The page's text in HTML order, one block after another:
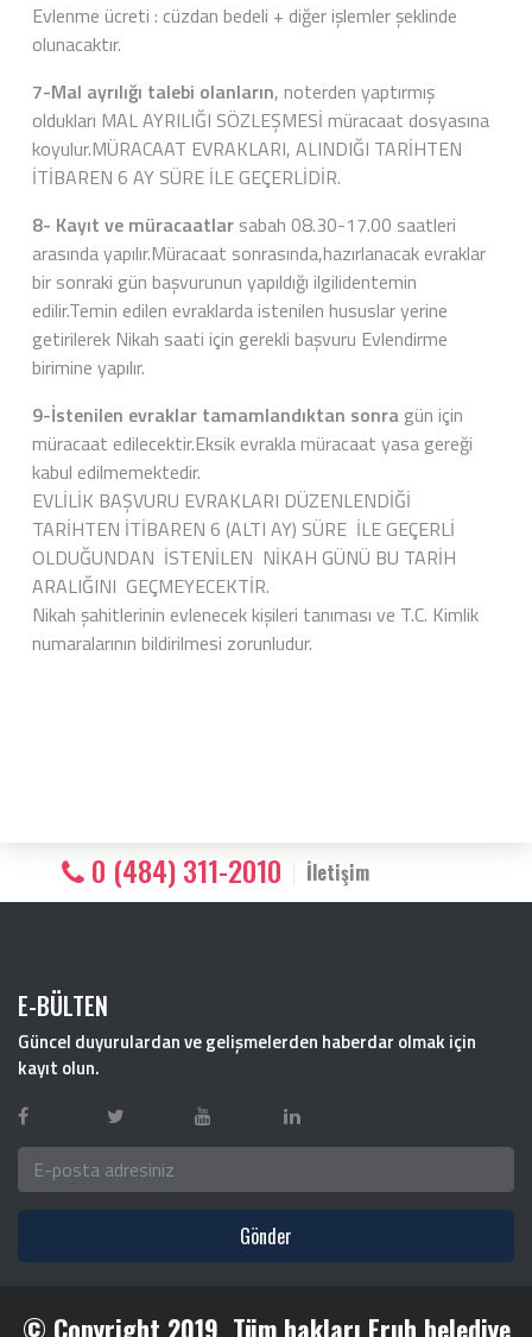
Evlenme ücreti : cüzdan bedeli + diğer işlemler şeklinde
olunacaktır.
7-Mal ayrılığı talebi olanların, noterden yaptırmış
oldukları MAL AYRILIĞI SÖZLEŞMESİ müracaat dosyasına
koyulur.MÜRACAAT EVRAKLARI, ALINDIĞI TARİHTEN
İTİBAREN 6 AY SÜRE İLE GEÇERLİDİR.
8- Kayıt ve müracaatlar sabah 08.30-17.00 saatleri
arasında yapılır.Müracaat sonrasında,hazırlanacak evraklar
bir sonraki gün başvurunun yapıldığı ilgilidentemin
edilir.Temin edilen evraklarda istenilen hususlar yerine
getirilerek Nikah saati için gerekli başvuru Evlendirme
birimine yapılır.
9-İstenilen evraklar tamamlandıktan sonra gün için
müracaat edilecektir.Eksik evrakla müracaat yasa gereği
kabul edilmemektedir.
EVLİLİK BAŞVURU EVRAKLARI DÜZENLENDİĞİ
TARİHTEN İTİBAREN 6 (ALTI AY) SÜRE İLE GEÇERLİ
OLDUĞUNDAN İSTENİLEN NİKAH GÜNÜ BU TARİH
ARALIĞINI GEÇMEYECEKTİR.
Nikah şahitlerinin evlenecek kişileri tanıması ve T.C. Kimlik
numaralarının bildirilmesi zorunludur.
0 (484) 311-2010 İletişim
E-BÜLTEN
Güncel duyurulardan ve gelişmelerden haberdar olmak için
kayıt olun.
Gönder
© Copyright 2019. Tüm hakları Eruh belediye